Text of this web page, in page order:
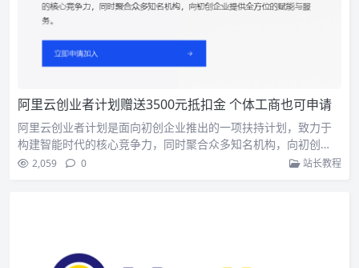
阿里云创业者计划赠送3500元抵扣金 个体工商也可申请
阿里云创业者计划是面向初创企业推出的一项扶持计划，致力于
构建智能时代的核心竞争力，同时聚合众多知名机构，向初创…
2,059 0 站长教程